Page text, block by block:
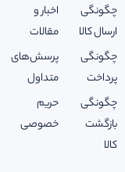
چگونگی
ارسال کالا
چگونگی
پرداخت
چگونگی
بازگشت
کالا
اخبار و
مقالات
پرسش‌های
متداول
حریم
خصوصی